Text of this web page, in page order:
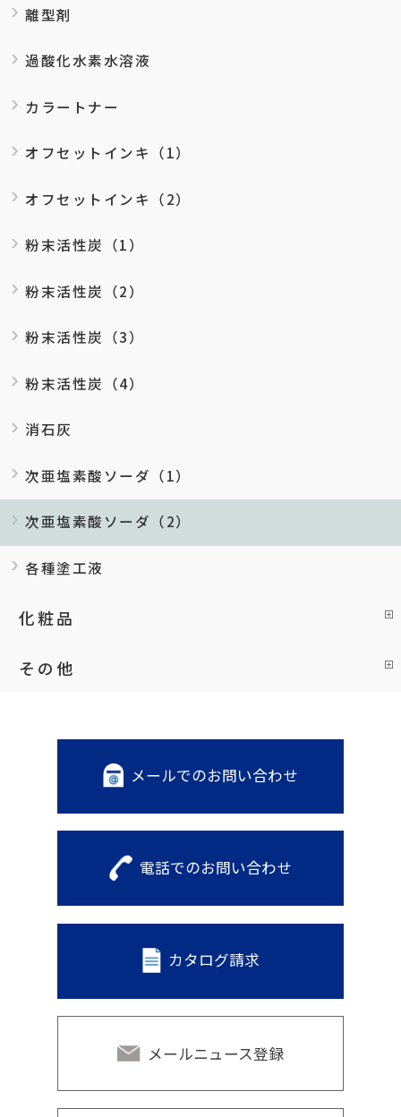
離型剤
過酸化水素水溶液
カラートナー
オフセットインキ（1）
オフセットインキ（2）
粉末活性炭（1）
粉末活性炭（2）
粉末活性炭（3）
粉末活性炭（4）
消石灰
次亜塩素酸ソーダ（1）
次亜塩素酸ソーダ（2）
各種塗工液
化粧品
その他
メールでのお問い合わせ
電話でのお問い合わせ
カタログ請求
メールニュース登録